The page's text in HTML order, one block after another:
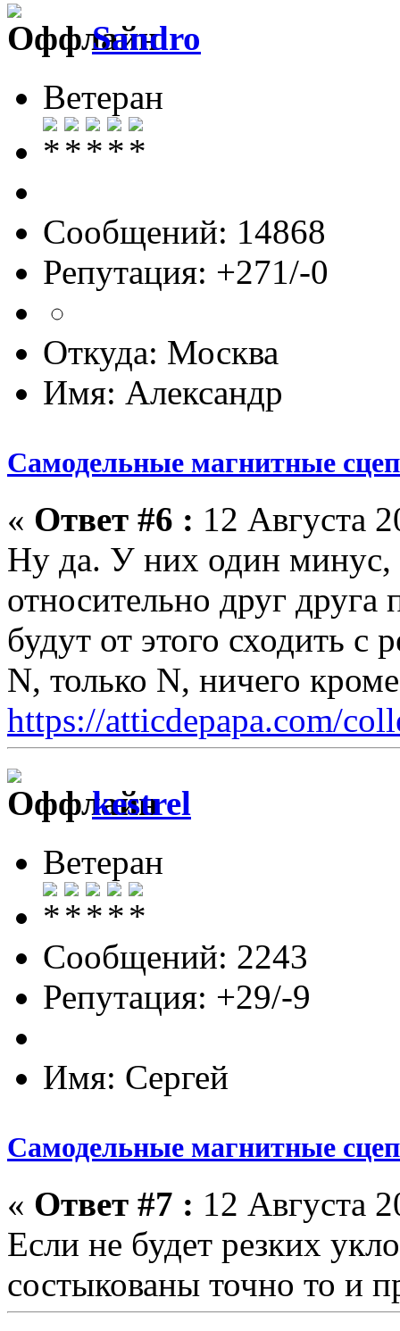
Sandro
Ветеран
Сообщений: 14868
Репутация: +271/-0
Откуда: Москва
Имя: Александр
Самодельные магнитные
« Ответ #6 : 12 Августа
Ну да. У них один минус,
относительно друг друга
будут от этого сходить с
N, только N, ничего
https://atticdepapa.com/
kestrel
Ветеран
Сообщений: 2243
Репутация: +29/-9
Имя: Сергей
Самодельные магнитные
« Ответ #7 : 12 Августа
Если не будет резких
состыкованы точно то и